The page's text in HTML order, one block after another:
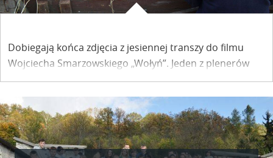
Dobiegają końca zdjęcia z jesiennej transzy do filmu
Wojciecha Smarzowskiego „Wołyń”. Jeden z plenerów
urządzono także w Kazimierzu Dolnym.